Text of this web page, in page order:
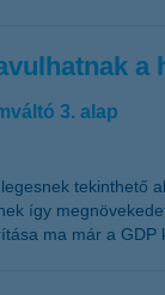
a
3. alap
így
ma már a GDP